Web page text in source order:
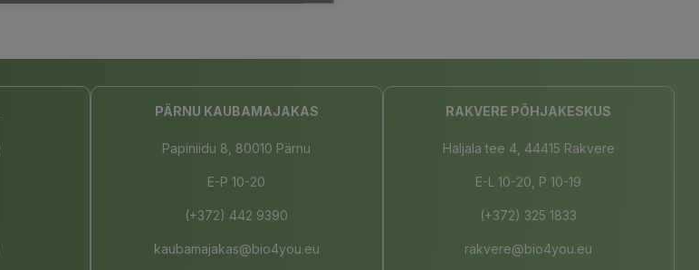
PÄRNU KAUBAMAJAKAS
Papiniidu 8, 80010 Pärnu
E-P 10-20
(+372) 442 9390
kaubamajakas@bio4you.eu
RAKVERE PÕHJAKESKUS
Haljala tee 4, 44415 Rakvere
E-L 10-20, P 10-19
(+372) 325 1833
rakvere@bio4you.eu